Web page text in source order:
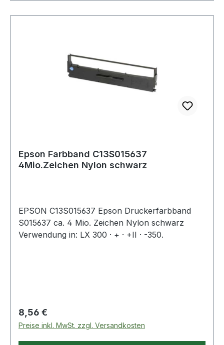
Epson Farbband C13S015637
4Mio.Zeichen Nylon schwarz
EPSON C13S015637 Epson Druckerfarbband
S015637 ca. 4 Mio. Zeichen Nylon schwarz
Verwendung in: LX 300 · + · +II · -350.
Regulärer Preis:
8,56 €
Preise inkl. MwSt. zzgl. Versandkosten